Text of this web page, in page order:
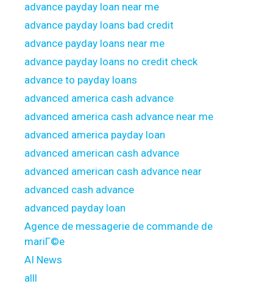
advance payday loan near me
advance payday loans bad credit
advance payday loans near me
advance payday loans no credit check
advance to payday loans
advanced america cash advance
advanced america cash advance near me
advanced america payday loan
advanced american cash advance
advanced american cash advance near
advanced cash advance
advanced payday loan
Agence de messagerie de commande de
mariГ©e
AI News
alll